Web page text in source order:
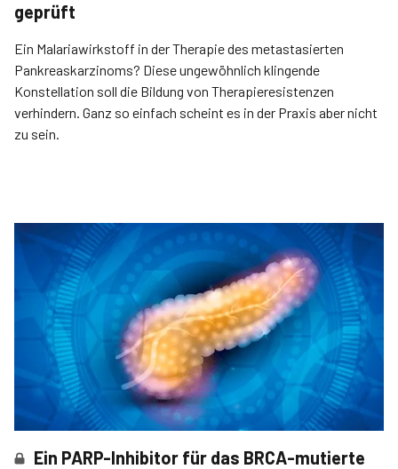
geprüft
Ein Malariawirkstoff in der Therapie des metastasierten
Pankreaskarzinoms? Diese ungewöhnlich klingende
Konstellation soll die Bildung von Therapieresistenzen
verhindern. Ganz so einfach scheint es in der Praxis aber nicht
zu sein.
Ein PARP-Inhibitor für das BRCA-mutierte